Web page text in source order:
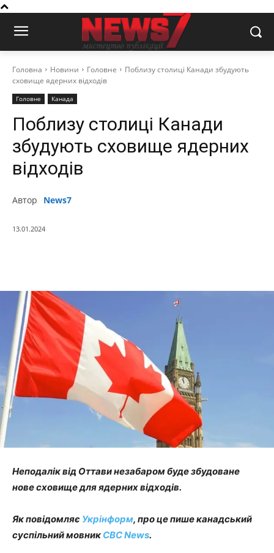
Головна Новини Головне
Поблизу столиці Канади збудують
сховище ядерних відходів
Головне Канада
Поблизу столиці Канади
збудують сховище ядерних
відходів
Автор News7
13.01.2024
Неподалік від Оттави незабаром буде збудоване
нове сховище для ядерних відходів.
Як повідомляє Укрінформ, про це пише канадський
суспільний мовник CBC News.